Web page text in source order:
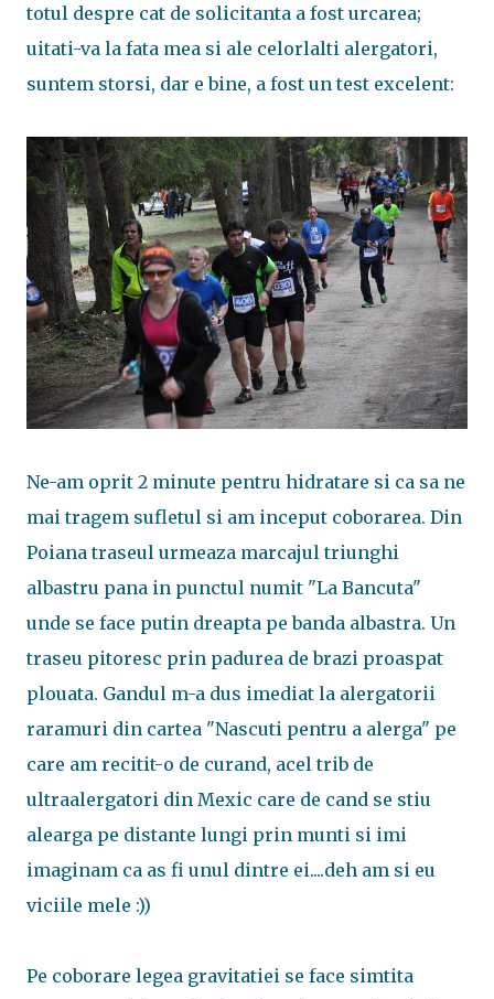
totul despre cat de solicitanta a fost urcarea;
uitati-va la fata mea si ale celorlalti alergatori,
suntem storsi, dar e bine, a fost un test excelent:
Ne-am oprit 2 minute pentru hidratare si ca sa ne
mai tragem sufletul si am inceput coborarea. Din
Poiana traseul urmeaza marcajul triunghi
albastru pana in punctul numit "La Bancuta"
unde se face putin dreapta pe banda albastra. Un
traseu pitoresc prin padurea de brazi proaspat
plouata. Gandul m-a dus imediat la alergatorii
raramuri din cartea "Nascuti pentru a alerga" pe
care am recitit-o de curand, acel trib de
ultraalergatori din Mexic care de cand se stiu
alearga pe distante lungi prin munti si imi
imaginam ca as fi unul dintre ei....deh am si eu
viciile mele :))
Pe coborare legea gravitatiei se face simtita